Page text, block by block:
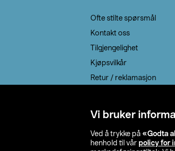
Vi bruker
Ved å trykke på «Godta
henhold til vår policy for
Ofte stilte spørsmål
Kontakt oss
Tilgjengelighet
Kjøpsvilkår
Retur / reklamasjon